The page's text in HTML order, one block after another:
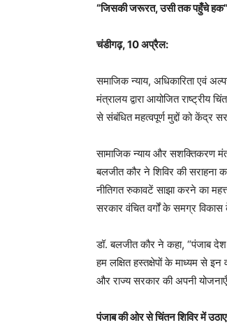
“जिसकी जरूरत, उसी तक पहुँचे हक”
चंडीगढ़, 10 अप्रैल:
समाजिक न्याय, अधिकारिता एवं
मंत्रालय द्वारा आयोजित राष्ट्रीय
से संबंधित महत्वपूर्ण मुद्दों को केंद्र
सामाजिक न्याय और सशक्तिकरण
बलजीत कौर ने शिविर की सराहना
नीतिगत रुकावटें साझा करने का
सरकार वंचित वर्गों के समग्र विकास
डॉ. बलजीत कौर ने कहा, “पंजाब देश
हम लक्षित हस्तक्षेपों के माध्यम से
और राज्य सरकार की अपनी
पंजाब की ओर से चिंतन शिविर में